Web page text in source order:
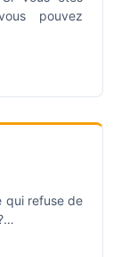
pouvez
qui refuse de